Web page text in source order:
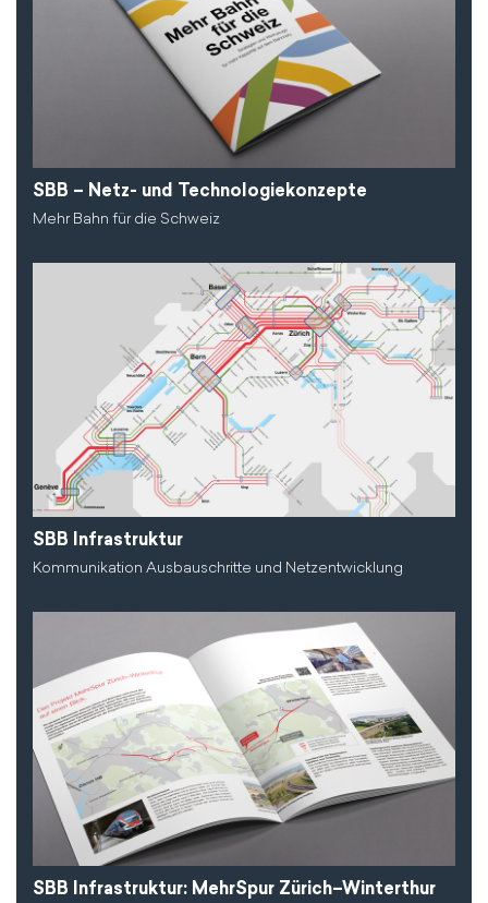
SBB – Netz- und Technologiekonzepte
Mehr Bahn für die Schweiz
SBB Infrastruktur
Kommunikation Ausbauschritte und Netzentwicklung
SBB Infrastruktur: MehrSpur Zürich–Winterthur